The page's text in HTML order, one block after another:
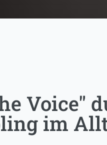
Voice"
im